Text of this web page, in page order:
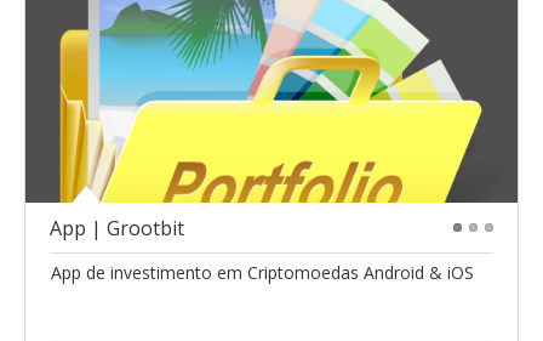
App | Grootbit
App de investimento em Criptomoedas Android & iOS